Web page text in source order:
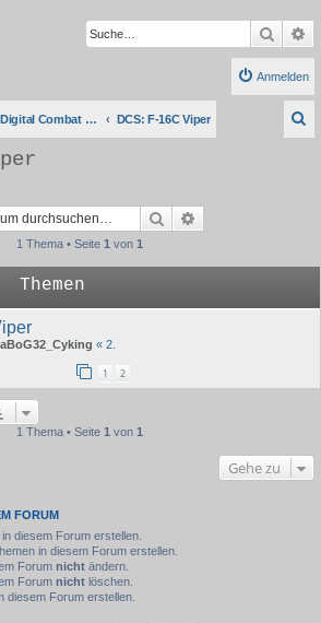
Suche
Anmelden
DCS: Digital Combat Simulator Series DCS: F-16C Viper
Suche
1 Thema • Seite 1 von 1
Themen
« 2.
1 2
1 Thema • Seite 1 von 1
Gehe zu
FORUM
diesem Forum erstellen.
in diesem Forum erstellen.
Forum nicht ändern.
Forum nicht löschen.
diesem Forum erstellen.